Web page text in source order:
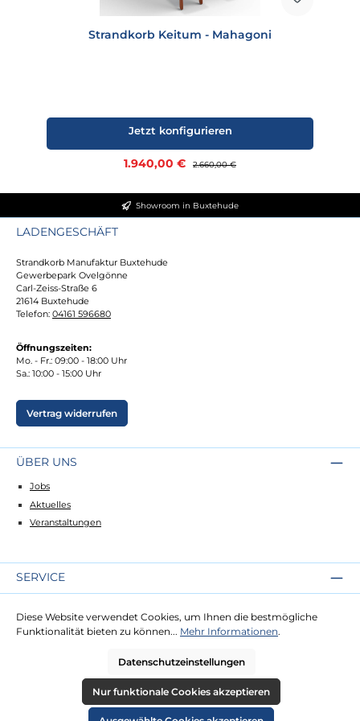
Strandkorb Keitum - Mahagoni
Verkaufspreis:
1.940,00 € Regulärer Preis:
2.660,00 €
Jetzt konfigurieren
Showroom in Buxtehude
LADENGESCHÄFT
Strandkorb Manufaktur Buxtehude
Gewerbepark Ovelgönne
Carl-Zeiss-Straße 6
21614 Buxtehude
Telefon: 04161 596680
Öffnungszeiten:
Mo. - Fr.: 09:00 - 18:00 Uhr
Sa.: 10:00 - 15:00 Uhr
Vertrag widerrufen
ÜBER UNS
Jobs
Aktuelles
Veranstaltungen
SERVICE
Lieferung
Zahlung
RECHTLICHES
Diese Website verwendet Cookies, um Ihnen die bestmögliche
Funktionalität bieten zu können... Mehr Informationen.
Datenschutzeinstellungen
Nur funktionale Cookies akzeptieren